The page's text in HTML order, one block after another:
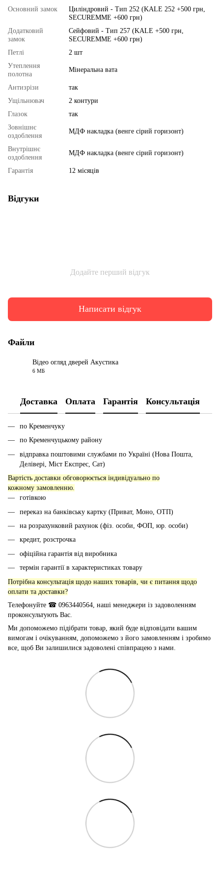
Основний замок
Циліндровий - Тип 252 (KALE 252 +500 грн,
SECUREMME +600 грн)
Додатковий
замок
Сейфовий - Тип 257 (KALE +500 грн,
SECUREMME +600 грн)
Петлі
2 шт
Утеплення
полотна
Mінeрaльнa вaтa
Антизрізи
так
Ущільнювач
2 контури
Глазок
так
Зовнішнє
оздоблення
МДФ накладка (венге сірий горизонт)
Внутрішнє
оздоблення
МДФ накладка (венге сірий горизонт)
Гарантія 12 місяців
Відгуки
Додайте перший відгук
Написати відгук
Файли
Відео огляд дверей Акустика
6 МБ
Доставка Оплата Гарантія Консультація
по Кременчуку
по Кременчуцькому району
відправка поштовими службами по Україні (Нова Пошта,
Делівері, Міст Експрес, Сат)
Вартість доставки обговорюється індивідуально по
кожному замовленню.
готівкою
переказ на банківську картку (Приват, Моно, ОТП)
на розрахунковий рахунок (фіз. особи, ФОП, юр. особи)
кредит, розстрочка
офіційна гарантія від виробника
термін гарантії в характеристиках товару
Потрібна консультація щодо наших товарів, чи є питання щодо
оплати та доставки?
Телефонуйте ☎ 0963440564, наші менеджери із задоволенням
проконсультують Вас.
Ми допоможемо підібрати товар, який буде відповідати вашим
вимогам і очікуванням, допоможемо з його замовленням і зробимо
все, щоб Ви залишилися задоволені співпрацею з нами.